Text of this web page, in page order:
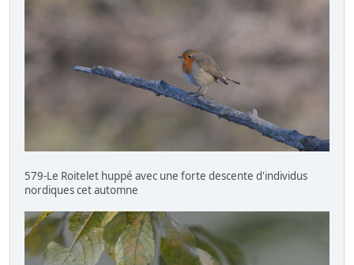
579-Le Roitelet huppé avec une forte descente d'individus
nordiques cet automne